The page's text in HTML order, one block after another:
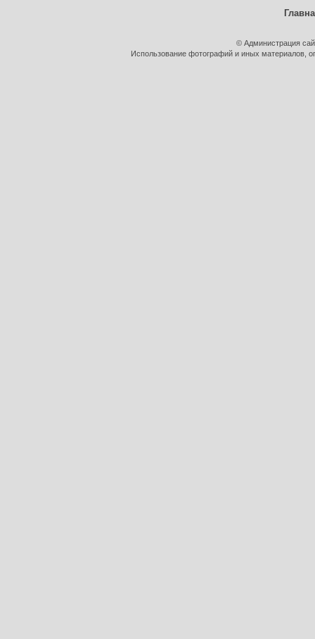
© Администрация
Использование фотографий и иных материалов,